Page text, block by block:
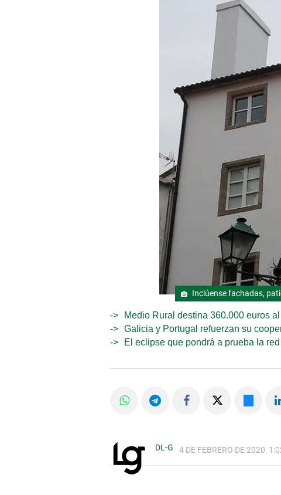
Inclúense fachadas,
Medio Rural destina 360.000 euros
Galicia y Portugal refuerzan su
El eclipse que pondrá a prueba la
DL-G 4 DE FEBRERO DE 2020,